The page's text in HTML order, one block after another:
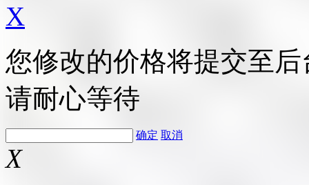
X
您修改的价格将提交至
请耐心等待
确定 取消
X